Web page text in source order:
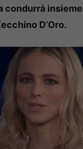
condurrà
D’Oro.